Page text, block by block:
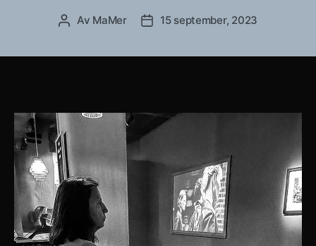
Inläggsförfattare
Av MaMer Inläggsdatum
15 september, 2023